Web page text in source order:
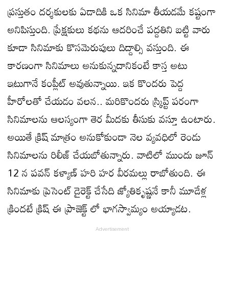
ప్రస్తుతం దర్శకులకు ఏడాదికి ఒక సినిమా తీయడమే కష్టంగా
అనిపిస్తుంది. ప్రేక్షకులు కథను ఆదరించే పద్దతిని బట్టి వారు
కూడా సినిమాకు కొసమెరుపులు దిద్దాల్సి వస్తుంది. ఈ
కారణంగా సినిమాలు అనుకున్నదానికంటే కాస్త అటు
ఇటుగానే కంప్లీట్ అవుతున్నాయి. ఇక కొందరు పెద్ద
హీరోలతో చేయడం వలన.. మరికొందరు స్క్రిప్ట్ పరంగా
సినిమాలను ఆలస్యంగా తెర మీదకు తీసుకు వస్తూ ఉంటారు.
అయితే క్రిష్ మాత్రం అనుకోకుండా నెల వ్యవధిలో రెండు
సినిమాలను రిలీజ్ చేయబోతున్నారు. వాటిలో ముందు జూన్
12 న పవన్ కళ్యాణ్ హరి హర వీరమల్లు రాబోతుంది. ఈ
సినిమాకు ప్రెసెంట్ డైరెక్ట్ చేసేది జ్యోతికృష్ణనే కానీ మూడేళ్ల
క్రిందటే క్రిష్ ఈ ప్రాజెక్ట్ లో భాగస్వామ్యం అయ్యాడట.